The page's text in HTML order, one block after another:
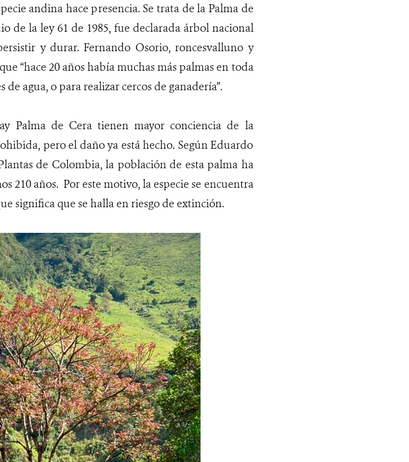
andina hace presencia. Se trata de la Palma de
de la ley 61 de 1985, fue declarada árbol nacional
y durar. Fernando Osorio, roncesvalluno y
“hace 20 años había muchas más palmas en toda
agua, o para realizar cercos de ganadería”.
Palma de Cera tienen mayor conciencia de la
pero el daño ya está hecho. Según Eduardo
de Colombia, la población de esta palma ha
210 años. Por este motivo, la especie se encuentra
significa que se halla en riesgo de extinción.